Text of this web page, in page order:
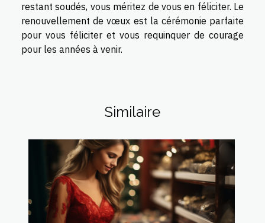
restant soudés, vous méritez de vous en féliciter. Le
renouvellement de vœux est la cérémonie parfaite
pour vous féliciter et vous requinquer de courage
pour les années à venir.
Similaire